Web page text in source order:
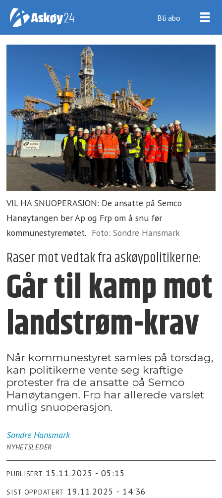
Bli abo
VIL HA SNUOPERASJON: De ansatte på Semco
Hanøytangen ber Ap og Frp om å snu før
kommunestyremøtet. Foto: Sondre Hansmark
Raser mot vedtak fra askøypolitikerne:
Går til kamp mot
landstrøm-krav
Når kommunestyret samles på torsdag,
kan politikerne vente seg kraftige
protester fra de ansatte på Semco
Hanøytangen. Frp har allerede varslet
mulig snuoperasjon.
Sondre Hansmark
NYHETSLEDER
PUBLISERT 15.11.2025 - 05:15
SIST OPPDATERT 19.11.2025 - 14:36